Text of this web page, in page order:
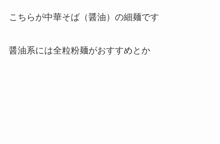
こちらが中華そば（醤油）の細麺です
醤油系には全粒粉麺がおすすめとか